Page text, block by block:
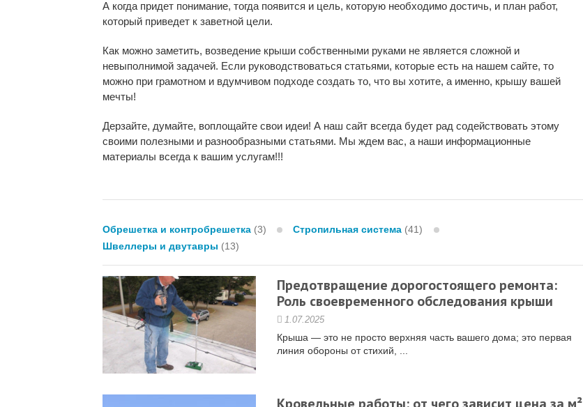
А когда придет понимание, тогда появится и цель, которую необходимо достичь, и план работ,
который приведет к заветной цели.
Как можно заметить, возведение крыши собственными руками не является сложной и
невыполнимой задачей. Если руководствоваться статьями, которые есть на нашем сайте, то
можно при грамотном и вдумчивом подходе создать то, что вы хотите, а именно, крышу вашей
мечты!
Дерзайте, думайте, воплощайте свои идеи! А наш сайт всегда будет рад содействовать этому
своими полезными и разнообразными статьями. Мы ждем вас, а наши информационные
материалы всегда к вашим услугам!!!
Обрешетка и контробрешетка (3) Стропильная система (41)
Швеллеры и двутавры (13)
Предотвращение дорогостоящего ремонта:
Роль своевременного обследования крыши
1.07.2025
Крыша — это не просто верхняя часть вашего дома; это первая
линия обороны от стихий, ...